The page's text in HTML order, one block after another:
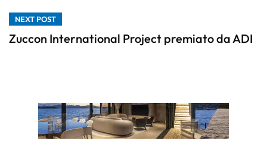
NEXT POST
Zuccon International Project premiato da ADI